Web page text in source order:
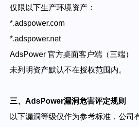
仅限以下生产环境资产：
*.adspower.com
*.adspower.net
AdsPower 官方桌面客户端（三端）
未列明资产默认不在授权范围内。
三、AdsPower漏洞危害评定规则
以下漏洞等级仅作为参考标准，公司